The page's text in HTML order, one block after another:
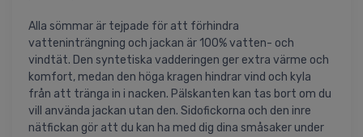
Alla sömmar är tejpade för att förhindra
vatteninträngning och jackan är 100% vatten- och
vindtät. Den syntetiska vadderingen ger extra värme och
komfort, medan den höga kragen hindrar vind och kyla
från att tränga in i nacken. Pälskanten kan tas bort om du
vill använda jackan utan den. Sidofickorna och den inre
nätfickan gör att du kan ha med dig dina småsaker under